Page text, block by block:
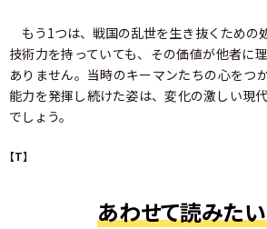
もう1つは、戦国の乱世を生き抜くための
技術力を持っていても、その価値が他者に
ありません。当時のキーマンたちの心をつ
能力を発揮し続けた姿は、変化の激しい現
でしょう。
【T】
あわせて読みた